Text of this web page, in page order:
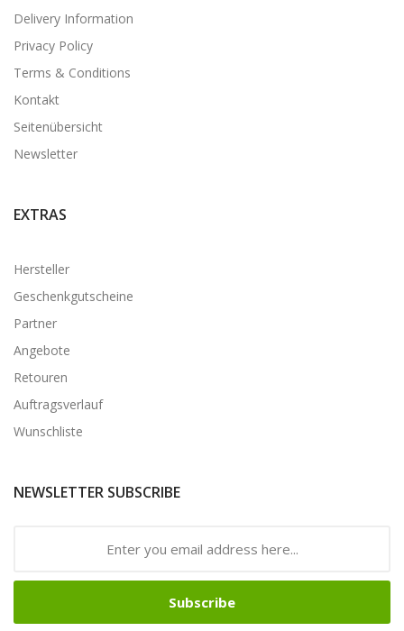
Delivery Information
Privacy Policy
Terms & Conditions
Kontakt
Seitenübersicht
Newsletter
EXTRAS
Hersteller
Geschenkgutscheine
Partner
Angebote
Retouren
Auftragsverlauf
Wunschliste
NEWSLETTER SUBSCRIBE
Subscribe